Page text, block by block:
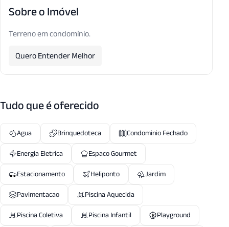
Sobre o Imóvel
Terreno em condomínio.
Quero Entender Melhor
Tudo que é oferecido
Agua Brinquedoteca
Condominio Fechado
Energia Eletrica
Espaco Gourmet
Estacionamento
Heliponto
Jardim
Pavimentacao
Piscina Aquecida
Piscina Coletiva
Piscina Infantil
Playground